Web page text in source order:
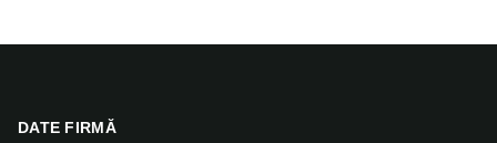
DATE FIRMĂ